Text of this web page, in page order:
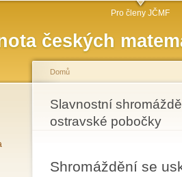
českých
Pro členy JČMF
Jste zde
Domů
Slavnostní
ostravské pobočky
Shromáždění se